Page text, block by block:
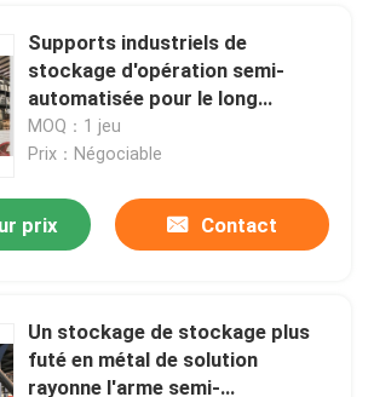
Supports industriels de
stockage d'opération semi-
automatisée pour le long
stockage en rayons matériel de
pneu
MOQ：1 jeu
Prix：Négociable
prix Contact
Un stockage de stockage plus
futé en métal de solution
rayonne l'arme semi-